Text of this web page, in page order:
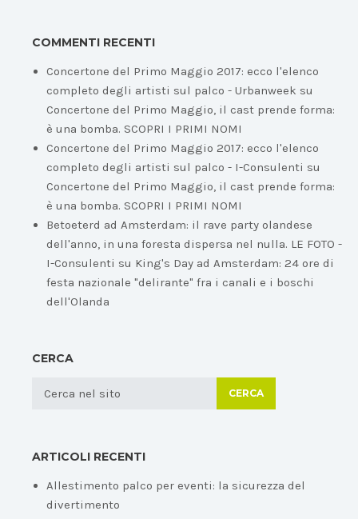
COMMENTI RECENTI
Concertone del Primo Maggio 2017: ecco l'elenco
completo degli artisti sul palco - Urbanweek su
Concertone del Primo Maggio, il cast prende forma:
è una bomba. SCOPRI I PRIMI NOMI
Concertone del Primo Maggio 2017: ecco l'elenco
completo degli artisti sul palco - I-Consulenti su
Concertone del Primo Maggio, il cast prende forma:
è una bomba. SCOPRI I PRIMI NOMI
Betoeterd ad Amsterdam: il rave party olandese
dell'anno, in una foresta dispersa nel nulla. LE FOTO -
I-Consulenti su King's Day ad Amsterdam: 24 ore di
festa nazionale "delirante" fra i canali e i boschi
dell'Olanda
CERCA
CERCA
ARTICOLI RECENTI
Allestimento palco per eventi: la sicurezza del
divertimento